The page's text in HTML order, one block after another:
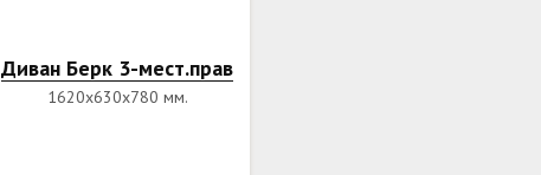
Диван Берк 3-мест.прав
1620х630х780 мм.